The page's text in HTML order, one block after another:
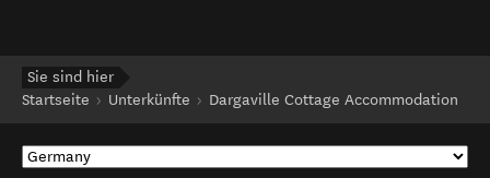
Sie sind hier
Startseite
Unterkünfte Dargaville Cottage Accommodation